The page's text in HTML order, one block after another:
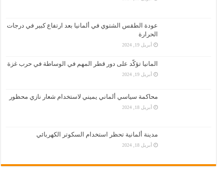
عودة الطقس الشتوي في ألمانيا بعد ارتفاع كبير في درجات
الحرارة
أبريل 19, 2024
المانيا تؤكّد على دور قطر المهم في الوساطة في حرب غزة
أبريل 19, 2024
محاكمة سياسي ألماني يميني لاستخدام شعار نازي محظور
أبريل 18, 2024
مدينة ألمانية تحظر استخدام السكوتر الكهربائي
أبريل 18, 2024